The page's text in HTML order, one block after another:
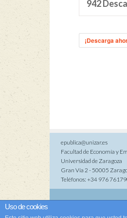
942
¡Descarga
epublica@unizar.es
Facultad de Economía y
Universidad de Zaragoza
Gran Vía 2 - 50005
Teléfonos: +34 976
Uso de cookies